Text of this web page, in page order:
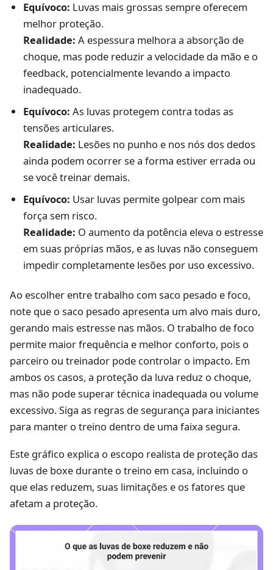
Equívoco: Luvas mais grossas sempre oferecem
melhor proteção.
Realidade: A espessura melhora a absorção de
choque, mas pode reduzir a velocidade da mão e o
feedback, potencialmente levando a impacto
inadequado.
Equívoco: As luvas protegem contra todas as
tensões articulares.
Realidade: Lesões no punho e nos nós dos dedos
ainda podem ocorrer se a forma estiver errada ou
se você treinar demais.
Equívoco: Usar luvas permite golpear com mais
força sem risco.
Realidade: O aumento da potência eleva o estresse
em suas próprias mãos, e as luvas não conseguem
impedir completamente lesões por uso excessivo.
Ao escolher entre trabalho com saco pesado e foco,
note que o saco pesado apresenta um alvo mais duro,
gerando mais estresse nas mãos. O trabalho de foco
permite maior frequência e melhor conforto, pois o
parceiro ou treinador pode controlar o impacto. Em
ambos os casos, a proteção da luva reduz o choque,
mas não pode superar técnica inadequada ou volume
excessivo. Siga as regras de segurança para iniciantes
para manter o treino dentro de uma faixa segura.
Este gráfico explica o escopo realista de proteção das
luvas de boxe durante o treino em casa, incluindo o
que elas reduzem, suas limitações e os fatores que
afetam a proteção.